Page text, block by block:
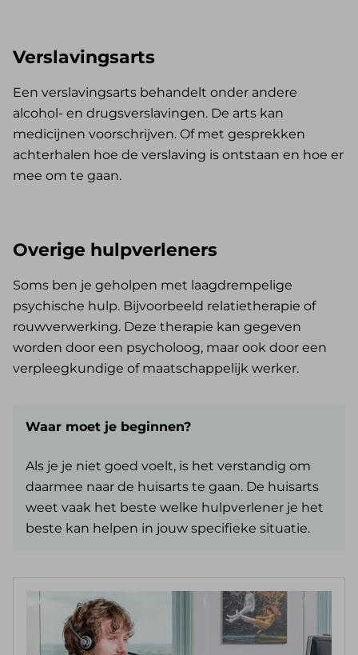
Verslavingsarts
Een verslavingsarts behandelt onder andere
alcohol- en drugsverslavingen. De arts kan
medicijnen voorschrijven. Of met gesprekken
achterhalen hoe de verslaving is ontstaan en hoe er
mee om te gaan.
Overige hulpverleners
Soms ben je geholpen met laagdrempelige
psychische hulp. Bijvoorbeeld relatietherapie of
rouwverwerking. Deze therapie kan gegeven
worden door een psycholoog, maar ook door een
verpleegkundige of maatschappelijk werker.
Waar moet je beginnen?
Als je je niet goed voelt, is het verstandig om
daarmee naar de huisarts te gaan. De huisarts
weet vaak het beste welke hulpverlener je het
beste kan helpen in jouw specifieke situatie.